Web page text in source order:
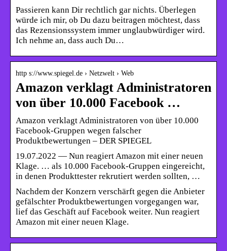
Passieren kann Dir rechtlich gar nichts. Überlegen
würde ich mir, ob Du dazu beitragen möchtest, dass
das Rezensionssystem immer unglaubwürdiger wird.
Ich nehme an, dass auch Du…
http s://www.spiegel.de › Netzwelt › Web
Amazon verklagt Administratoren
von über 10.000 Facebook …
Amazon verklagt Administratoren von über 10.000
Facebook-Gruppen wegen falscher
Produktbewertungen – DER SPIEGEL
19.07.2022 — Nun reagiert Amazon mit einer neuen
Klage. … als 10.000 Facebook-Gruppen eingereicht,
in denen Produkttester rekrutiert werden sollten, …
Nachdem der Konzern verschärft gegen die Anbieter
gefälschter Produktbewertungen vorgegangen war,
lief das Geschäft auf Facebook weiter. Nun reagiert
Amazon mit einer neuen Klage.